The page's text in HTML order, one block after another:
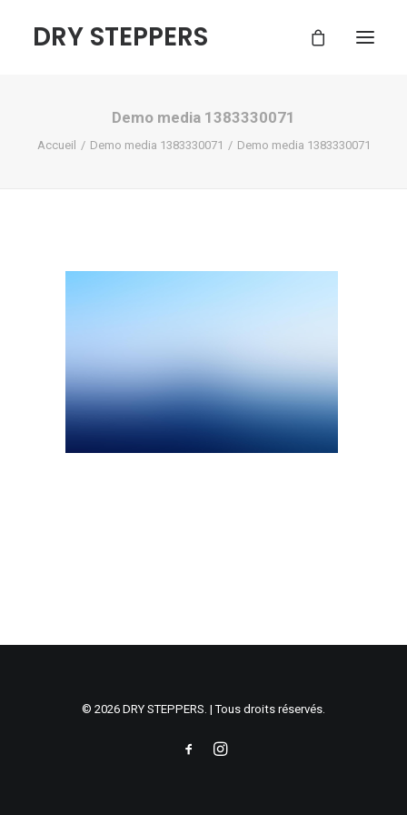
DRY STEPPERS
ACCUEIL
Demo media 1383330071
Accueil Demo media 1383330071 Demo media 1383330071
© 2026 DRY STEPPERS. | Tous droits réservés.